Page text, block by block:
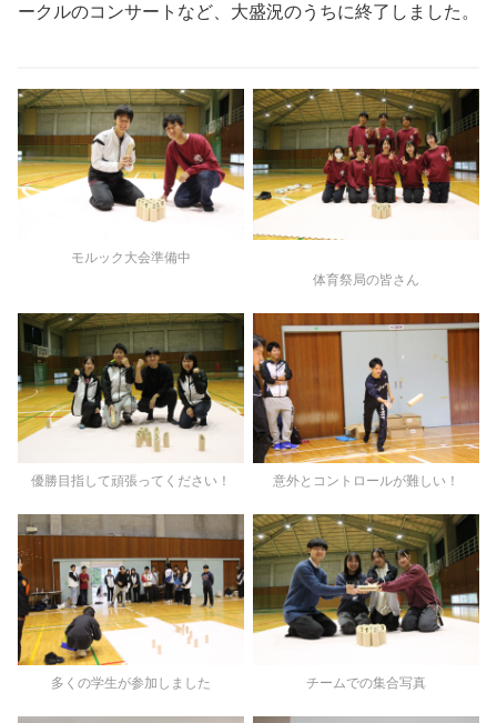
ークルのコンサートなど、大盛況のうちに終了しました。
モルック大会準備中
体育祭局の皆さん
優勝目指して頑張ってください！ 意外とコントロールが難しい！
多くの学生が参加しました チームでの集合写真